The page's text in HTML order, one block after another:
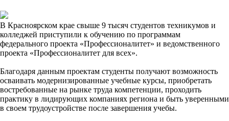
В Красноярском крае свыше 9 тысяч студентов техникумов и
колледжей приступили к обучению по программам
федерального проекта «Профессионалитет» и ведомственного
проекта «Профессионалитет для всех».
Благодаря данным проектам студенты получают возможность
осваивать модернизированные учебные курсы, приобретать
востребованные на рынке труда компетенции, проходить
практику в лидирующих компаниях региона и быть уверенными
в своем трудоустройстве после завершения учебы.